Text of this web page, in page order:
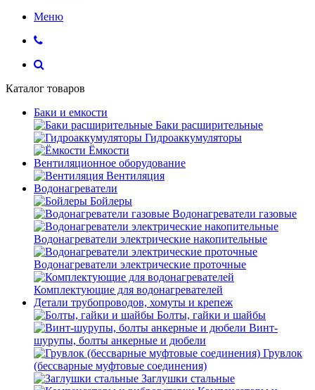
Меню
Каталог товаров
Баки и емкости
Баки расширительные
Гидроаккумуляторы
Ёмкости
Вентиляционное оборудование
Вентиляция
Водонагреватели
Бойлеры
Водонагреватели газовые
Водонагреватели электрические накопительные
Водонагреватели электрические проточные
Комплектующие для водонагревателей
Детали трубопроводов, хомуты и крепеж
Болты, гайки и шайбы
Винт-
шурупы, болты анкерные и дюбели
Грувлок
(бессварные муфтовые соединения)
Заглушки стальные